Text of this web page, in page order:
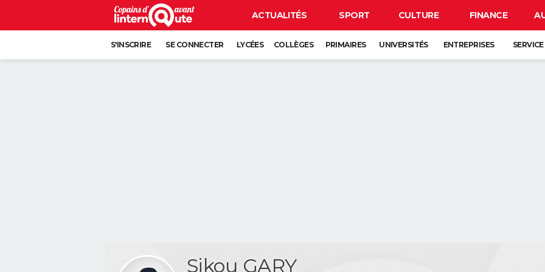
ACTUALITÉS SPORT CULTURE FINANCE
S'INSCRIRE SE CONNECTER LYCÉES COLLÈGES PRIMAIRES UNIVERSITÉS ENTREPRISES
Sikou GARY